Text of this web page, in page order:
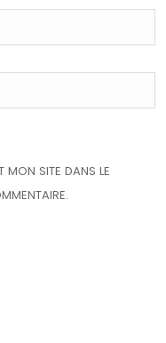
MON SITE DANS LE